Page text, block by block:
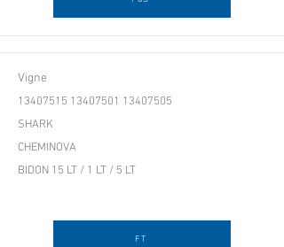
Vigne
13407515 13407501 13407505
SHARK
CHEMINOVA
BIDON 15 LT / 1 LT / 5 LT
FT